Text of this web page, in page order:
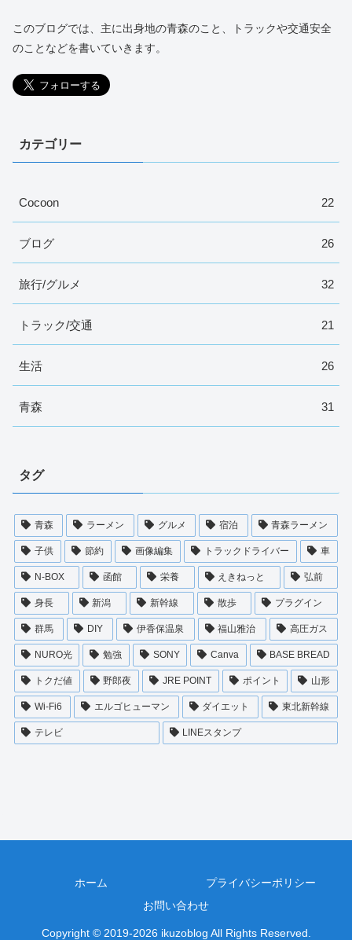
このブログでは、主に出身地の青森のこと、トラックや交通安全
のことなどを書いていきます。
カテゴリー
Cocoon 22
ブログ 26
旅行/グルメ 32
トラック/交通 21
生活 26
青森 31
タグ
青森 ラーメン グルメ 宿泊 青森ラーメン
子供 節約 画像編集 トラックドライバー 車
N-BOX 函館 栄養 えきねっと 弘前
身長 新潟 新幹線 散歩 プラグイン
群馬 DIY 伊香保温泉 福山雅治 高圧ガス
NURO光 勉強 SONY Canva BASE BREAD
トクだ値 野郎夜 JRE POINT ポイント 山形
Wi-Fi6 エルゴヒューマン ダイエット 東北新幹線
テレビ LINEスタンプ
ホーム
プライバシーポリシー
お問い合わせ
Copyright © 2019-2026 ikuzoblog All Rights Reserved.